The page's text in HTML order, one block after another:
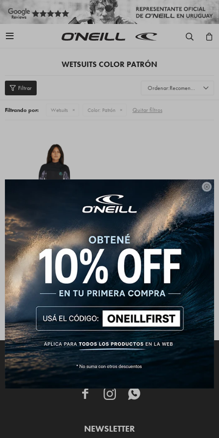


WETSUITS COLOR PATRÓN
Recomendados
Filtrando por: Wetsuits Color: Patrón Quitar filtros
Wetsuit Bahia 4/3mm - Chest
Zip - Negro
CONECTATE
  
NEWSLETTER